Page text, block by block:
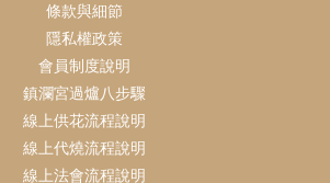
條款與細節
隱私權政策
會員制度說明
鎮瀾宮過爐八步驟
線上供花流程說明
線上代燒流程說明
線上法會流程說明